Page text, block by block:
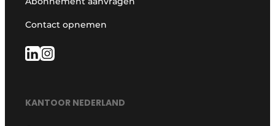
Contact opnemen
KANTOOR NEDERLAND